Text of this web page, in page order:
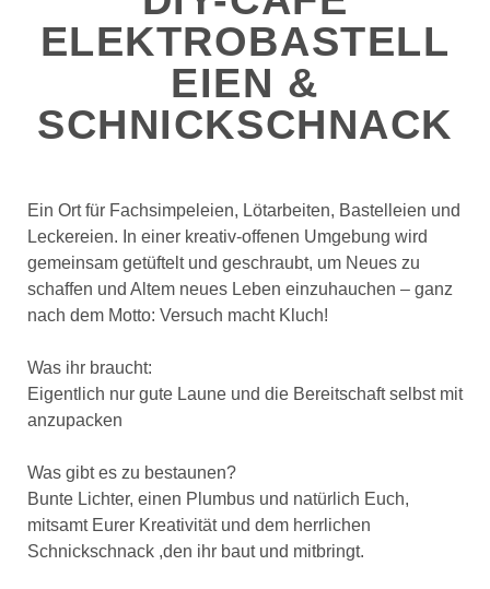
ELEKTROBASTELL
EIEN &
SCHNICKSCHNACK
Ein Ort für Fachsimpeleien, Lötarbeiten, Bastelleien und
Leckereien. In einer kreativ-offenen Umgebung wird
gemeinsam getüftelt und geschraubt, um Neues zu
schaffen und Altem neues Leben einzuhauchen – ganz
nach dem Motto: Versuch macht Kluch!
Was ihr braucht:
Eigentlich nur gute Laune und die Bereitschaft selbst mit
anzupacken
Was gibt es zu bestaunen?
Bunte Lichter, einen Plumbus und natürlich Euch,
mitsamt Eurer Kreativität und dem herrlichen
Schnickschnack ,den ihr baut und mitbringt.